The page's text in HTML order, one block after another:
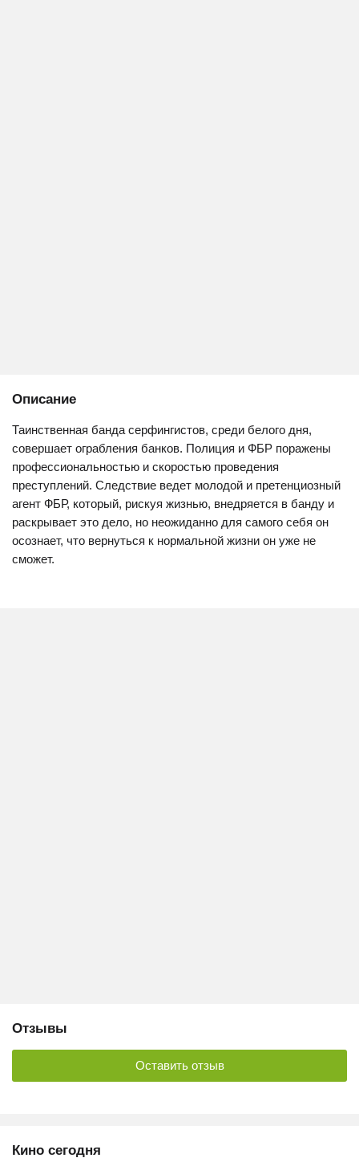
Описание
Таинственная банда серфингистов, среди белого дня,
совершает ограбления банков. Полиция и ФБР поражены
профессиональностью и скоростью проведения
преступлений. Следствие ведет молодой и претенциозный
агент ФБР, который, рискуя жизнью, внедряется в банду и
раскрывает это дело, но неожиданно для самого себя он
осознает, что вернуться к нормальной жизни он уже не
сможет.
Отзывы
Оставить отзыв
Кино сегодня